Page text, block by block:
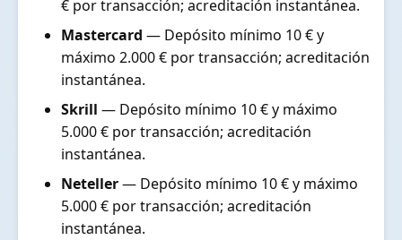
€ por transacción; acreditación instantánea.
Mastercard — Depósito mínimo 10 € y
máximo 2.000 € por transacción; acreditación
instantánea.
Skrill — Depósito mínimo 10 € y máximo
5.000 € por transacción; acreditación
instantánea.
Neteller— Depósito mínimo 10 € y máximo
5.000 € por transacción; acreditación
instantánea.